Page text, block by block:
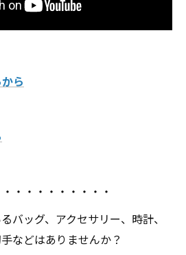
ら
・・・・・・・・・
バッグ、アクセサリー、時計、
などはありませんか？